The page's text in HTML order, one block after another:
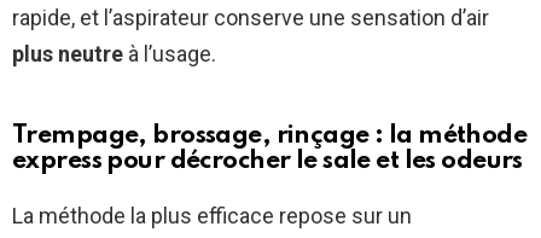
rapide, et l’aspirateur conserve une sensation d’air
plus neutre à l’usage.
Trempage, brossage, rinçage : la méthode
express pour décrocher le sale et les odeurs
La méthode la plus efficace repose sur un